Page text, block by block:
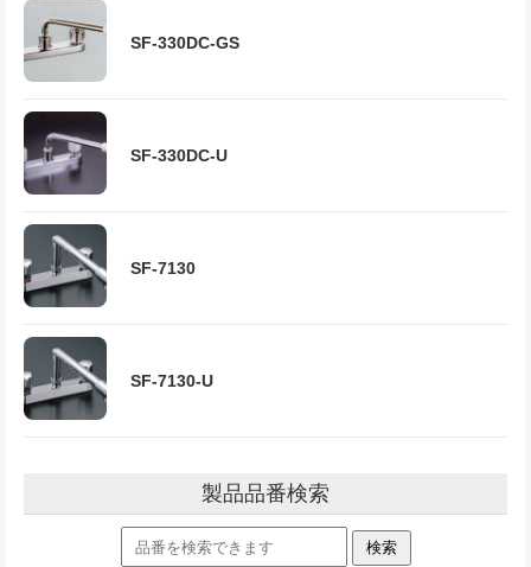
SF-330DC-GS
SF-330DC-U
SF-7130
SF-7130-U
製品品番検索